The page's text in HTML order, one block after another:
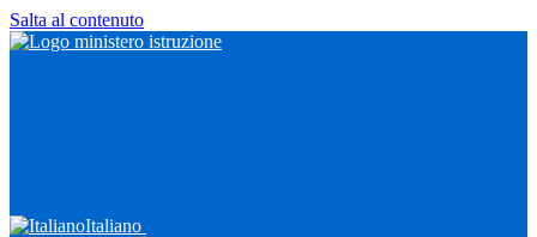
Salta al contenuto
Italiano